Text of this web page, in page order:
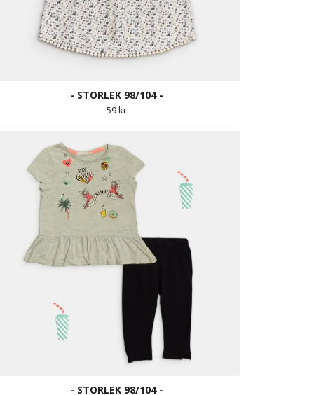
- STORLEK 98/104 -
59 kr
- STORLEK 98/104 -